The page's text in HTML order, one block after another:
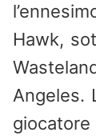
Hawk,
Angeles.